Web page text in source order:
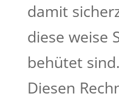
damit
diese weise
behütet
Diesen